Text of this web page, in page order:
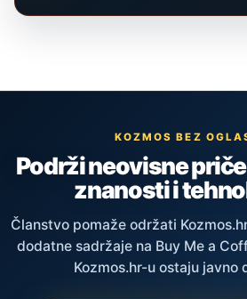
KOZMOS BEZ
Podrži neovisne
znanosti i
Članstvo pomaže održati
dodatne sadržaje na Buy Me a
Kozmos.hr-u ostaju javno